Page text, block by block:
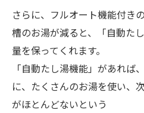
さらに、フルオート機能付き
槽のお湯が減ると、「自動た
量を保ってくれます。
「自動たし湯機能」があれば
に、たくさんのお湯を使い、
がほとんどないという